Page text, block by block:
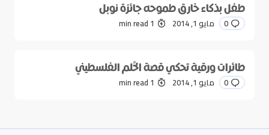
طفل بذكاء خارق طموحه جائزة نوبل
0 مايو 1, 2014 1 min read
طائرات ورقية تحكي قصة الحُلم الفلسطيني
0 مايو 1, 2014 1 min read